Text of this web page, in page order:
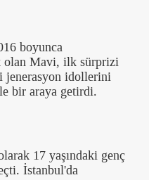
boyunca
olan Mavi, ilk sürprizi
jenerasyon idollerini
bir araya getirdi.
17 yaşındaki genç
İstanbul'da